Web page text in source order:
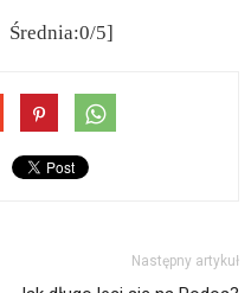
5]
Następny artykuł